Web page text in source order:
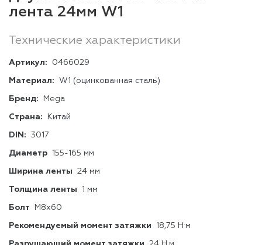
лента 24мм W1
Технические характеристики
Артикул: 0466029
Материал: W1 (оцинкованная сталь)
Бренд: Mega
Страна: Китай
DIN: 3017
Диаметр 155-165 мм
Ширина ленты 24 мм
Толщина ленты 1 мм
Болт М8х60
Рекомендуемый момент затяжки 18,75 Н·м